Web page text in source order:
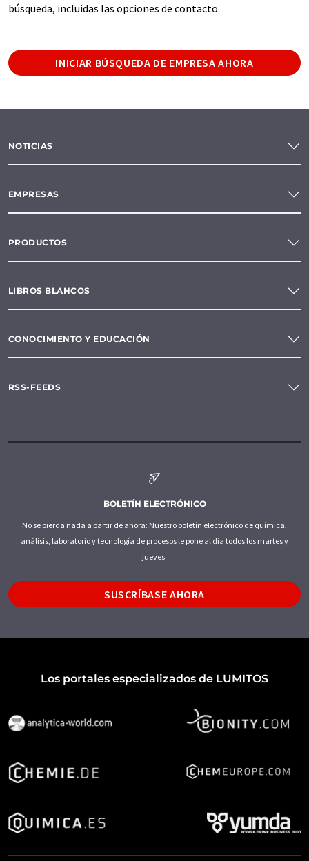
búsqueda, incluidas las opciones de contacto.
INICIAR BÚSQUEDA DE EMPRESA AHORA
NOTICIAS
EMPRESAS
PRODUCTOS
LIBROS BLANCOS
CONOCIMIENTO Y EDUCACIÓN
RSS-FEEDS
BOLETÍN ELECTRÓNICO
No se pierda nada a partir de ahora: Nuestro boletín electrónico de química,
análisis, laboratorio y tecnología de procesos le pone al día todos los martes y
jueves.
SUSCRÍBASE AHORA
Los portales especializados de LUMITOS